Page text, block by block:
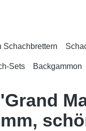
Schachbrettern
Sets Backgammon